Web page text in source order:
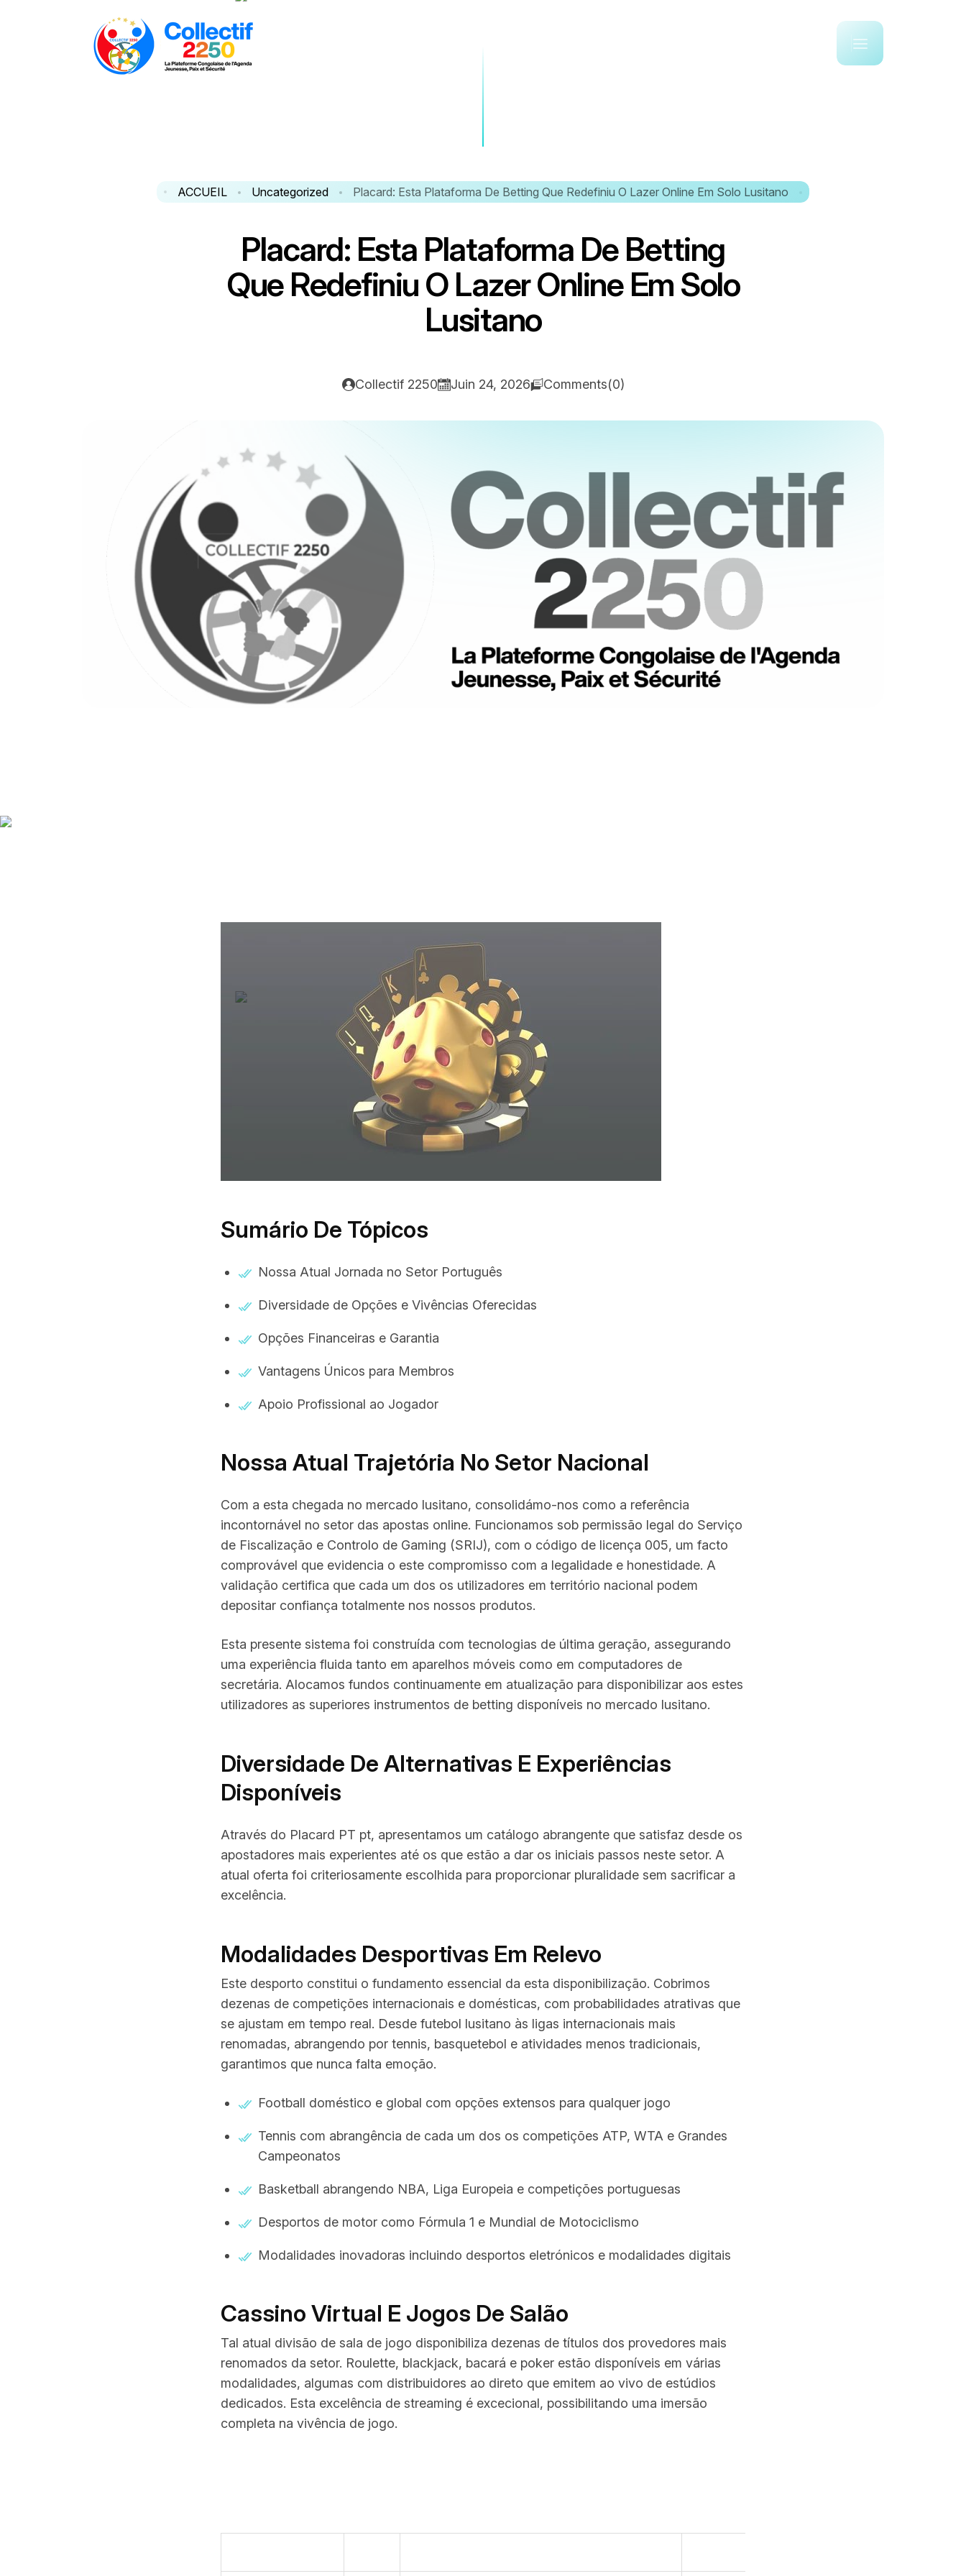
ACCUEIL Uncategorized Placard: Esta Plataforma De Betting Que Redefiniu O Lazer Online Em Solo Lusitano
Placard: Esta Plataforma De Betting
Que Redefiniu O LazerOnline Em Solo
Lusitano
Collectif 2250 Juin 24, 2026 Comments(0)
Sumário De Tópicos
Nossa Atual Jornada no Setor Português
Diversidade de Opções e Vivências Oferecidas
Opções Financeiras e Garantia
Vantagens Únicos para Membros
Apoio Profissional ao Jogador
Nossa Atual Trajetória No Setor Nacional
Com a esta chegada no mercado lusitano, consolidámo-nos como a referência
incontornável no setor das apostas online. Funcionamos sob permissão legal do Serviço
de Fiscalização e Controlo de Gaming (SRIJ), com o código de licença 005, um facto
comprovável que evidencia o este compromisso com a legalidade e honestidade. A
validação certifica que cada um dos os utilizadores em território nacional podem
depositar confiança totalmente nos nossos produtos.
Esta presente sistema foi construída com tecnologias de última geração, assegurando
uma experiência fluida tanto em aparelhos móveis como em computadores de
secretária. Alocamos fundos continuamente em atualização para disponibilizar aos estes
utilizadores as superiores instrumentos de betting disponíveis no mercado lusitano.
Diversidade De Alternativas E Experiências
Disponíveis
Através do Placard PT pt, apresentamos um catálogo abrangente que satisfaz desde os
apostadores mais experientes até os que estão a dar os iniciais passos neste setor. A
atual oferta foi criteriosamente escolhida para proporcionar pluralidade sem sacrificar a
excelência.
Modalidades Desportivas Em Relevo
Este desporto constitui o fundamento essencial da esta disponibilização. Cobrimos
dezenas de competições internacionais e domésticas, com probabilidades atrativas que
se ajustam em tempo real. Desde futebol lusitano às ligas internacionais mais
renomadas, abrangendo por tennis, basquetebol e atividades menos tradicionais,
garantimos que nunca falta emoção.
Football doméstico e global com opções extensos para qualquer jogo
Tennis com abrangência de cada um dos os competições ATP, WTA e Grandes
Campeonatos
Basketball abrangendo NBA, Liga Europeia e competições portuguesas
Desportos de motor como Fórmula 1 e Mundial de Motociclismo
Modalidades inovadoras incluindo desportos eletrónicos e modalidades digitais
Cassino Virtual E Jogos De Salão
Tal atual divisão de sala de jogo disponibiliza dezenas de títulos dos provedores mais
renomados da setor. Roulette, blackjack, bacará e poker estão disponíveis em várias
modalidades, algumas com distribuidores ao direto que emitem ao vivo de estúdios
dedicados. Esta excelência de streaming é excecional, possibilitando uma imersão
completa na vivência de jogo.